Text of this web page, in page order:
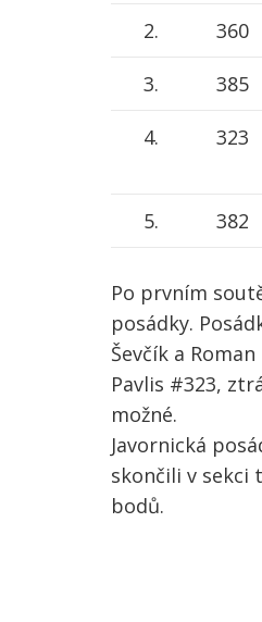
2. 360
3. 385
4. 323
5. 382
Po prvním
posádky.
Ševčík a
Pavlis #323,
možné.
Javornická
skončili v sekci
bodů.